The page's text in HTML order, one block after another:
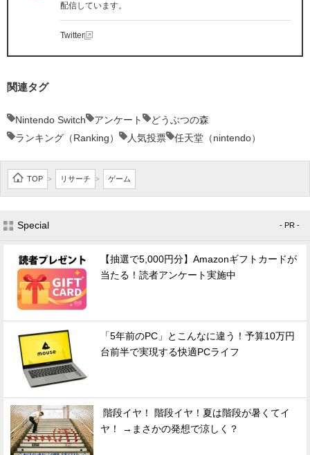
配信しています。
Twitter
関連タグ
Nintendo Switch アンケート
どうぶつの森
ランキング（Ranking）
人気投票 任天堂（nintendo）
TOP > リサーチ > ゲーム
Special - PR -
【抽選で5,000円分】Amazonギフトカードが
当たる！読者アンケート実施中
「5年前のPC」とこんなに違う！予算10万円
台前半で実現する快適PCライフ
階段イヤ！ 階段イヤ！夏は階段が暑くてイ
ヤ！ →まさかの発想で涼しく？